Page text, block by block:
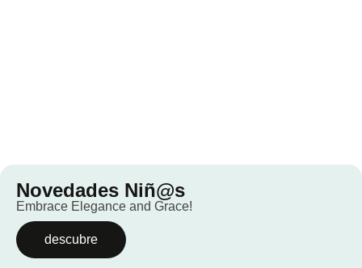
Novedades Niñ@s
Embrace Elegance and Grace!
descubre